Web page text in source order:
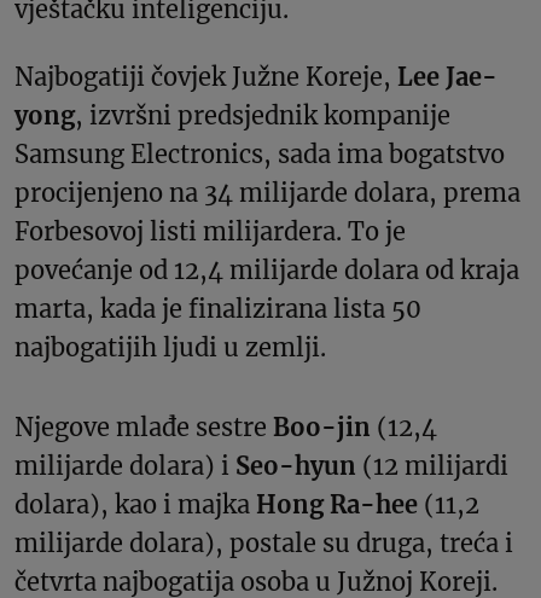
vještačku inteligenciju.
Najbogatiji čovjek Južne Koreje, Lee Jae-
yong, izvršni predsjednik kompanije
Samsung Electronics, sada ima bogatstvo
procijenjeno na 34 milijarde dolara, prema
Forbesovoj listi milijardera. To je
povećanje od 12,4 milijarde dolara od kraja
marta, kada je finalizirana lista 50
najbogatijih ljudi u zemlji.
Njegove mlađe sestre Boo-jin (12,4
milijarde dolara) i Seo-hyun (12 milijardi
dolara), kao i majka Hong Ra-hee (11,2
milijarde dolara), postale su druga, treća i
četvrta najbogatija osoba u Južnoj Koreji.